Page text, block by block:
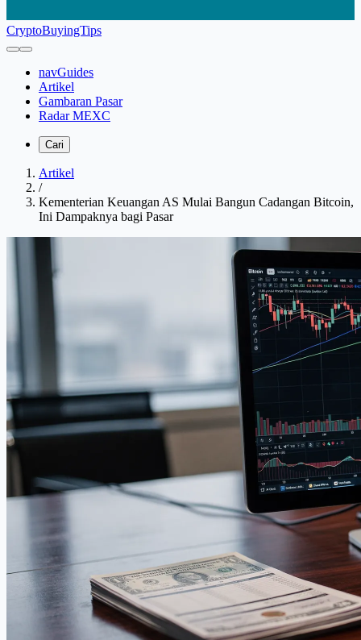
CryptoBuyingTips
navGuides
Artikel
Gambaran Pasar
Radar MEXC
Cari
Artikel
/
Kementerian Keuangan AS Mulai Bangun Cadangan Bitcoin,
Ini Dampaknya bagi Pasar